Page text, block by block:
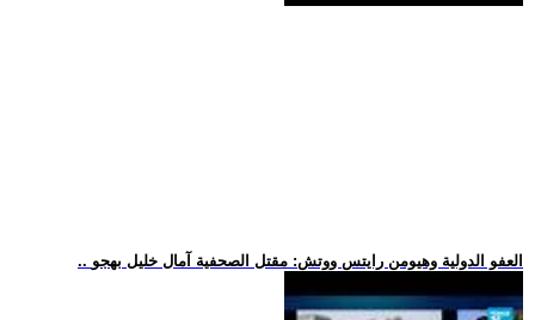
.. العفو الدولية وهيومن رايتس ووتش: مقتل الصحفية آمال خليل بهجو